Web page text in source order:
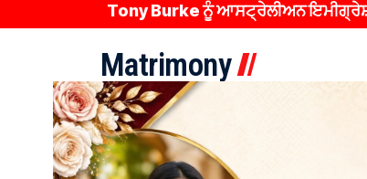
Tony Burke ਨੂੰ ਆਸਟ੍ਰੇਲੀਅਨ ਇਮੀਗ੍ਰੇਸ਼ਨ ’ਚ
Matrimony